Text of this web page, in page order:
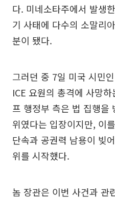
다. 미네소타주에서 발생
기 사태에 다수의 소말리
분이 됐다.
그러던 중 7일 미국 시민
ICE 요원의 총격에 사망
프 행정부 측은 법 집행을
위였다는 입장이지만, 이
단속과 공권력 남용이 빚
위를 시작했다.
놈 장관은 이번 사건과 관